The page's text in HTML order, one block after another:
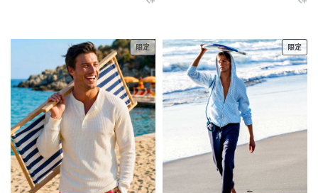
限定 限定